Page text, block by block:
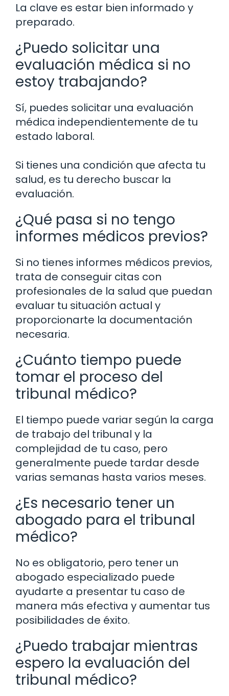
La clave es estar bien informado y
preparado.
¿Puedo solicitar una
evaluación médica si no
estoy trabajando?
Sí, puedes solicitar una evaluación
médica independientemente de tu
estado laboral.
Si tienes una condición que afecta tu
salud, es tu derecho buscar la
evaluación.
¿Qué pasa si no tengo
informes médicos previos?
Si no tienes informes médicos previos,
trata de conseguir citas con
profesionales de la salud que puedan
evaluar tu situación actual y
proporcionarte la documentación
necesaria.
¿Cuánto tiempo puede
tomar el proceso del
tribunal médico?
El tiempo puede variar según la carga
de trabajo del tribunal y la
complejidad de tu caso, pero
generalmente puede tardar desde
varias semanas hasta varios meses.
¿Es necesario tener un
abogado para el tribunal
médico?
No es obligatorio, pero tener un
abogado especializado puede
ayudarte a presentar tu caso de
manera más efectiva y aumentar tus
posibilidades de éxito.
¿Puedo trabajar mientras
espero la evaluación del
tribunal médico?